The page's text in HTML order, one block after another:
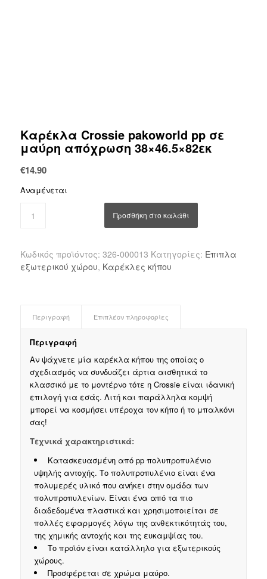
Καρέκλα Crossie pakoworld pp σε
μαύρη απόχρωση 38×46.5×82εκ
€14.90
Αναμένεται
Προσθήκη στο καλάθι
Κωδικός προϊόντος: 326-000013 Κατηγορίες: Έπιπλα
εξωτερικού χώρου, Καρέκλες κήπου
Περιγραφή Επιπλέον πληροφορίες
Περιγραφή
Αν ψάχνετε μία καρέκλα κήπου της οποίας ο
σχεδιασμός να συνδυάζει άρτια αισθητικά το
κλασσικό με το μοντέρνο τότε η Crossie είναι ιδανική
επιλογή για εσάς. Λιτή και παράλληλα κομψή
μπορεί να κοσμήσει υπέροχα τον κήπο ή το μπαλκόνι
σας!
Τεχνικά χαρακτηριστικά:
Κατασκευασμένη από pp πολυπροπυλένιο
υψηλής αντοχής. Το πολυπροπυλένιο είναι ένα
πολυμερές υλικό που ανήκει στην ομάδα των
πολυπροπυλενίων. Είναι ένα από τα πιο
διαδεδομένα πλαστικά και χρησιμοποιείται σε
πολλές εφαρμογές λόγω της ανθεκτικότητάς του,
της χημικής αντοχής και της ευκαμψίας του.
Το προϊόν είναι κατάλληλο για εξωτερικούς
χώρους.
Προσφέρεται σε χρώμα μαύρο.